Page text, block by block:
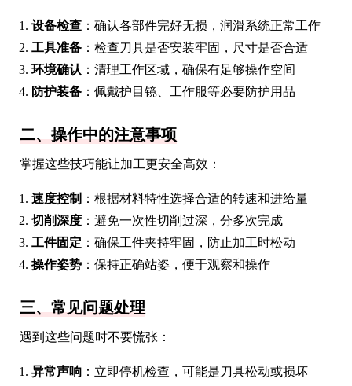
设备检查 ：确认各部件完好无损，润滑系统正常工作
工具准备 ：检查刀具是否安装牢固，尺寸是否合适
环境确认 ：清理工作区域，确保有足够操作空间
防护装备 ：佩戴护目镜、工作服等必要防护用品
二、操作中的注意事项
掌握这些技巧能让加工更安全高效：
速度控制 ：根据材料特性选择合适的转速和进给量
切削深度 ：避免一次性切削过深，分多次完成
工件固定 ：确保工件夹持牢固，防止加工时松动
操作姿势 ：保持正确站姿，便于观察和操作
三、常见问题处理
遇到这些问题时不要慌张：
异常声响 ：立即停机检查，可能是刀具松动或损坏